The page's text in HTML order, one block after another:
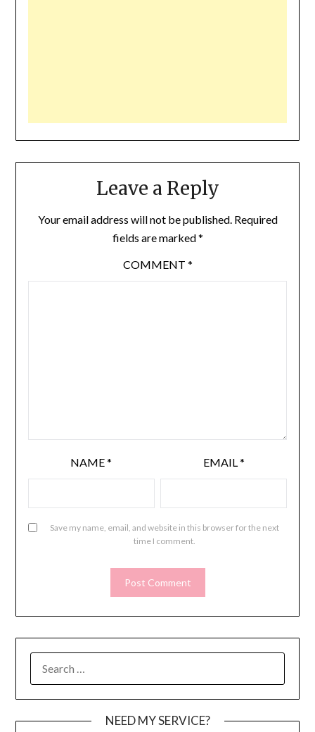
Leave a Reply
Your email address will not be published. Required
fields are marked*
COMMENT *
NAME* EMAIL*
Save my name, email, and website in this browser for the next
time I comment.
FOR:
NEED MY SERVICE?